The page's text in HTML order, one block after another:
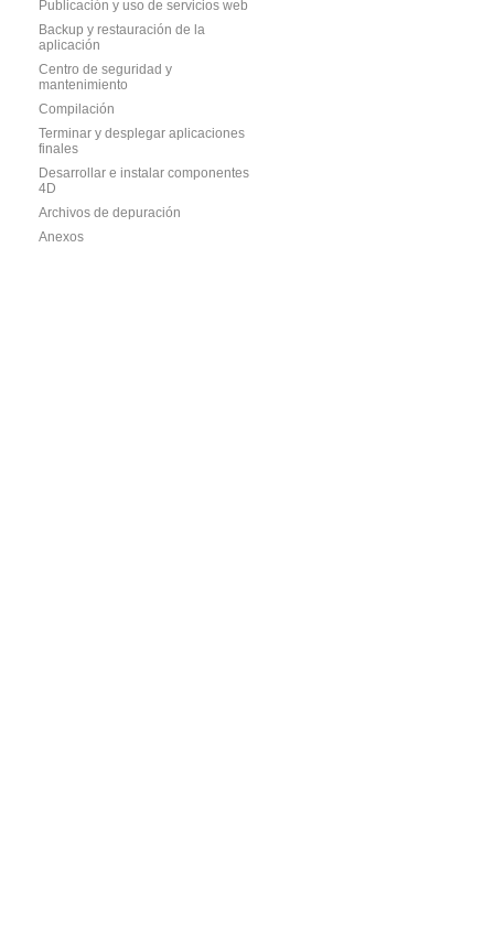
Publicación y uso de servicios web
Backup y restauración de la
aplicación
Centro de seguridad y
mantenimiento
Compilación
Terminar y desplegar aplicaciones
finales
Desarrollar e instalar componentes
4D
Archivos de depuración
Anexos